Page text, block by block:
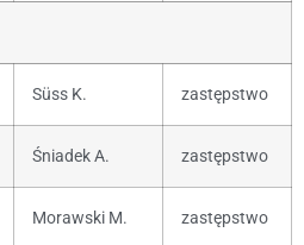
Süss K. zastępstwo
Śniadek A. zastępstwo
Morawski M. zastępstwo